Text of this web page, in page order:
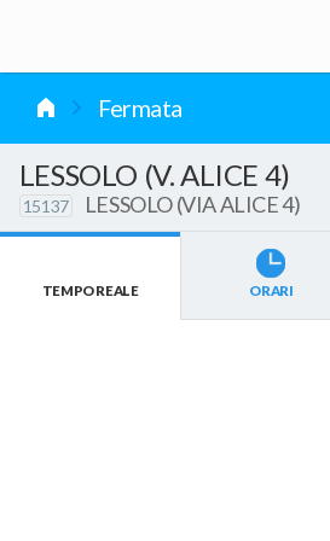
Fermata
LESSOLO (V. ALICE 4)
15137 LESSOLO (VIA ALICE 4)
TEMPO REALE ORARI